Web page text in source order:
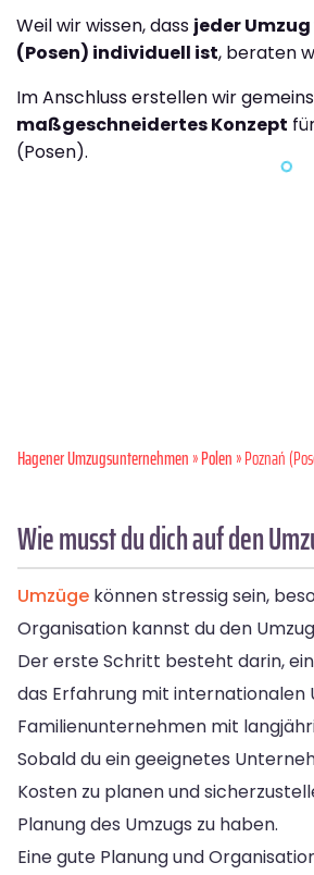
Weil wir wissen, dass jeder
(Posen) individuell ist, beraten
Im Anschluss erstellen wir
maßgeschneidertes Konzept
(Posen).
Hagener Umzugsunternehmen»Polen» Poznań
Wie musst du dich auf den
Umzüge können stressig sein,
Organisation kannst du den
Der erste Schritt besteht darin,
das Erfahrung mit internationalen
Familienunternehmen mit
Sobald du ein geeignetes
Kosten zu planen und
Planung des Umzugs zu haben.
Eine gute Planung und